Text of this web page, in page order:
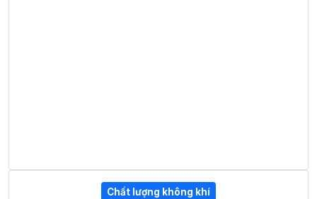
Chất lượng không khí